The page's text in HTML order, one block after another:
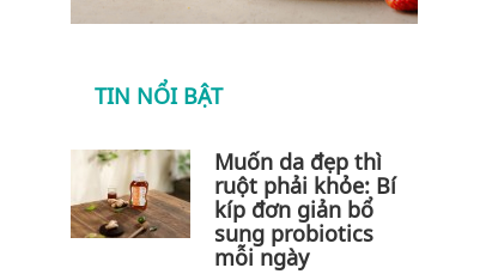
TIN NỔI BẬT
Muốn da đẹp thì
ruột phải khỏe: Bí
kíp đơn giản bổ
sung probiotics
mỗi ngày